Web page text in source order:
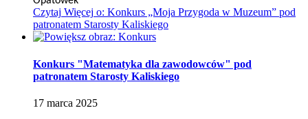
Czytaj Więcej o: Konkurs „Moja Przygoda w Muzeum” pod
patronatem Starosty Kaliskiego
Konkurs "Matematyka dla zawodowców" pod
patronatem Starosty Kaliskiego
17 marca 2025